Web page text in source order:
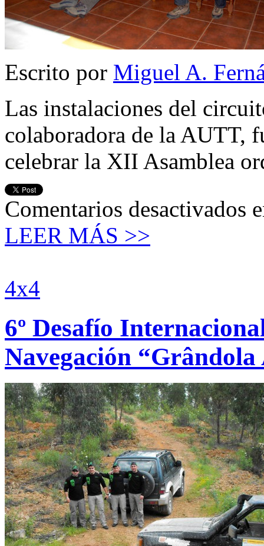
Escrito por Miguel A.
Las instalaciones del
colaboradora de la AUTT,
celebrar la XII Asamblea
Comentarios desactivados
LEER MÁS >>
4x4
6º Desafío
Navegación